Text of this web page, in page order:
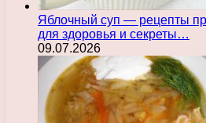
Яблочный суп — рецепты
для здоровья и секреты…
09.07.2026